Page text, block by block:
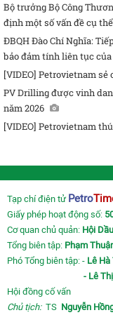
Bộ trưởng Bộ Công
định một số vấn đề cụ
ĐBQH Đào Chí Nghĩa:
bảo đảm tính liên tục
[VIDEO] Petrovietnam
PV Drilling được vinh
năm 2026
[VIDEO] Petrovietnam
Tạp chí điện tử Petro
Giấy phép hoạt động số:
Cơ quan chủ quản: Hội
Tổng biên tập: Phạm
Phó Tổng biên tập: - Lê Hà
- Lê
Hội đồng cố vấn
Chủ tịch:TS Nguyễn